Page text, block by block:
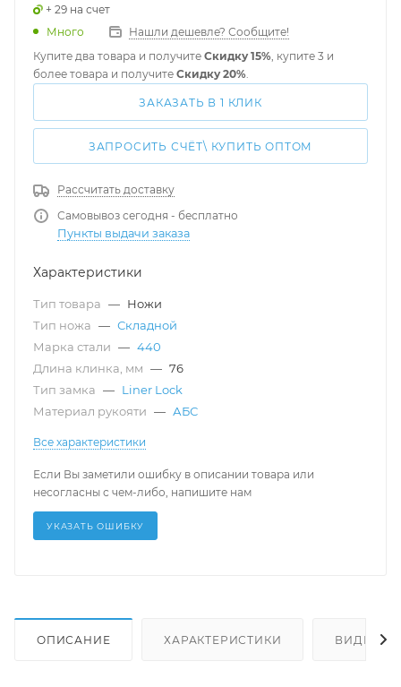
+ 29 на счет
Много
Нашли дешевле? Сообщите!
Купите два товара и получите Скидку 15%, купите 3 и
более товара и получите Скидку 20%.
ЗАКАЗАТЬ В 1 КЛИК
ЗАПРОСИТЬ СЧЁТ\ КУПИТЬ ОПТОМ
Рассчитать доставку
Самовывоз сегодня - бесплатно
Пункты выдачи заказа
Характеристики
Тип товара — Ножи
Тип ножа — Складной
Марка стали — 440
Длина клинка, мм — 76
Тип замка — Liner Lock
Материал рукояти — АБС
Все характеристики
Если Вы заметили ошибку в описании товара или
несогласны с чем-либо, напишите нам
УКАЗАТЬ ОШИБКУ
ОПИСАНИЕ ХАРАКТЕРИСТИКИ ВИДЕО